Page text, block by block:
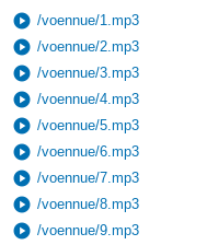
play_circle /voennue/1.mp3
play_circle /voennue/2.mp3
play_circle /voennue/3.mp3
play_circle /voennue/4.mp3
play_circle /voennue/5.mp3
play_circle /voennue/6.mp3
play_circle /voennue/7.mp3
play_circle /voennue/8.mp3
play_circle /voennue/9.mp3